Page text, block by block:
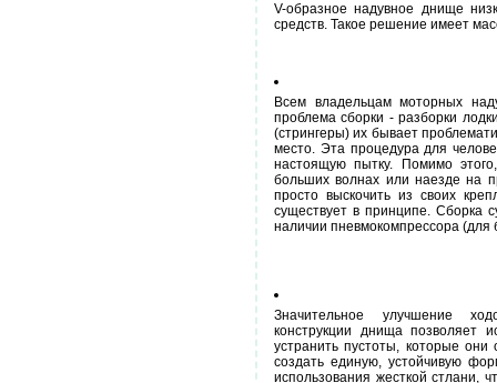
V-образное надувное днище
средств. Такое решение имеет
Всем владельцам моторных
проблема сборки - разборки
(стрингеры) их бывает
место. Эта процедура для
настоящую пытку. Помимо
больших волнах или наезде на
просто выскочить из своих
существует в принципе. Сборка
наличии пневмокомпрессора
Значительное улучшение
конструкции днища позволяет
устранить пустоты, которые
создать единую, устойчивую
использования жесткой стлани,